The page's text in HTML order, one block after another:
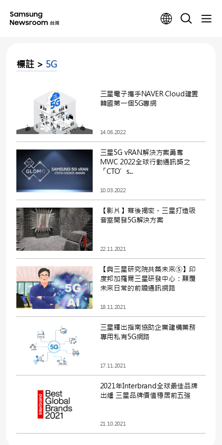
標註 > 5G
三星電子攜手NAVER Cloud建置
韓國第一個5G專網
14.06.2022
三星5G vRAN解決方案勇奪
MWC 2022全球行動通訊獎之
「CTO’s...
10.03.2022
【影片】幕後揭密－三星打造吸
音室開發5G解決方案
22.11.2021
【與三星研究院共築未來⑤】印
度邦加羅爾三星研發中心：顛覆
未來日常的前瞻通訊網路
18.11.2021
三星釋出指南協助企業建構業務
專用私有5G網路
17.11.2021
2021年Interbrand全球最佳品牌
出爐 三星品牌價值穩居前五強
21.10.2021